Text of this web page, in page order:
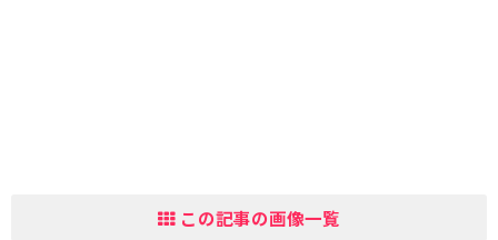
この記事の画像一覧